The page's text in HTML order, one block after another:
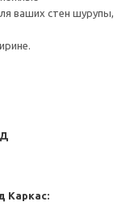
ваших стен шурупы,
Каркас: